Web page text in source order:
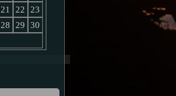
21 22
23
28 29
30